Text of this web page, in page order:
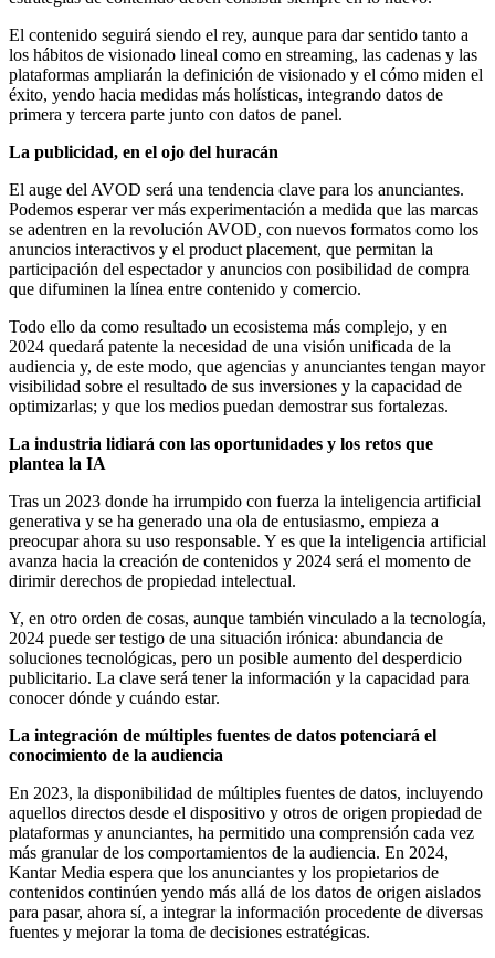
El contenido seguirá siendo el rey, aunque para dar sentido tanto a
los hábitos de visionado lineal como en streaming, las cadenas y las
plataformas ampliarán la definición de visionado y el cómo miden el
éxito, yendo hacia medidas más holísticas, integrando datos de
primera y tercera parte junto con datos de panel.
La publicidad, en el ojo del huracán
El auge del AVOD será una tendencia clave para los anunciantes.
Podemos esperar ver más experimentación a medida que las marcas
se adentren en la revolución AVOD, con nuevos formatos como los
anuncios interactivos y el product placement, que permitan la
participación del espectador y anuncios con posibilidad de compra
que difuminen la línea entre contenido y comercio.
Todo ello da como resultado un ecosistema más complejo, y en
2024 quedará patente la necesidad de una visión unificada de la
audiencia y, de este modo, que agencias y anunciantes tengan mayor
visibilidad sobre el resultado de sus inversiones y la capacidad de
optimizarlas; y que los medios puedan demostrar sus fortalezas.
La industria lidiará con las oportunidades y los retos que
plantea la IA
Tras un 2023 donde ha irrumpido con fuerza la inteligencia artificial
generativa y se ha generado una ola de entusiasmo, empieza a
preocupar ahora su uso responsable. Y es que la inteligencia artificial
avanza hacia la creación de contenidos y 2024 será el momento de
dirimir derechos de propiedad intelectual.
Y, en otro orden de cosas, aunque también vinculado a la tecnología,
2024 puede ser testigo de una situación irónica: abundancia de
soluciones tecnológicas, pero un posible aumento del desperdicio
publicitario. La clave será tener la información y la capacidad para
conocer dónde y cuándo estar.
La integración de múltiples fuentes de datos potenciará el
conocimiento de la audiencia
En 2023, la disponibilidad de múltiples fuentes de datos, incluyendo
aquellos directos desde el dispositivo y otros de origen propiedad de
plataformas y anunciantes, ha permitido una comprensión cada vez
más granular de los comportamientos de la audiencia. En 2024,
Kantar Media espera que los anunciantes y los propietarios de
contenidos continúen yendo más allá de los datos de origen aislados
para pasar, ahora sí, a integrar la información procedente de diversas
fuentes y mejorar la toma de decisiones estratégicas.